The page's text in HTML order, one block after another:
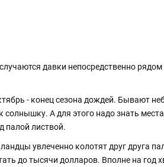
давки непосредственно
- конец сезона дождей. Бывают
А для этого надо знать
палой листвой.
увлеченно колотят друг
до тысячи долларов. Вполне на год